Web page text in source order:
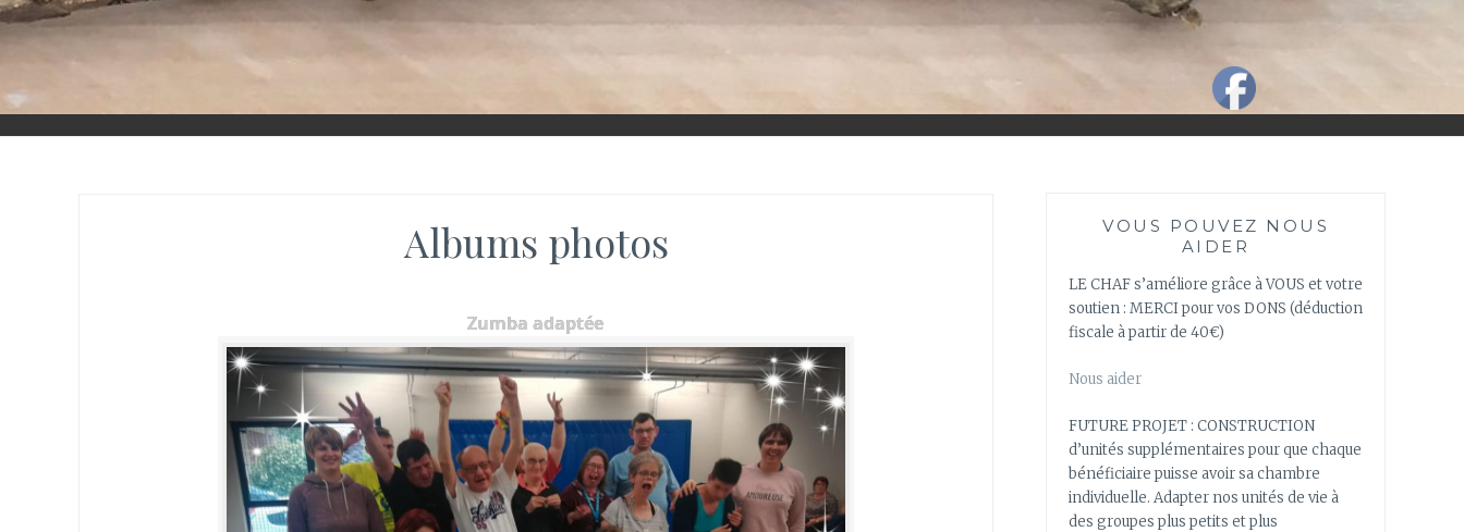
Albums photos
Zumba adaptée
VOUS POUVEZ NOUS
AIDER
LE CHAF s’améliore grâce à VOUS et votre
soutien : MERCI pour vos DONS (déduction
fiscale à partir de 40€)
Nous aider
FUTURE PROJET : CONSTRUCTION
d’unités supplémentaires pour que chaque
bénéficiaire puisse avoir sa chambre
individuelle. Adapter nos unités de vie à
des groupes plus petits et plus